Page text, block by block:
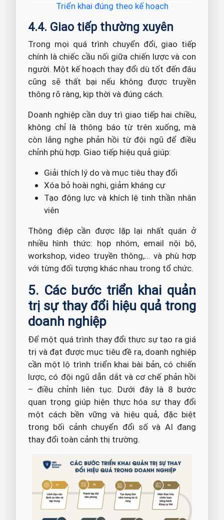
Triển khai đúng theo kế hoạch
4.4. Giao tiếp thường xuyên
Trong mọi quá trình chuyển đổi, giao tiếp
chính là chiếc cầu nối giữa chiến lược và con
người. Một kế hoạch thay đổi dù tốt đến đâu
cũng sẽ thất bại nếu không được truyền
thông rõ ràng, kịp thời và đúng cách.
Doanh nghiệp cần duy trì giao tiếp hai chiều,
không chỉ là thông báo từ trên xuống, mà
còn lắng nghe phản hồi từ đội ngũ để điều
chỉnh phù hợp. Giao tiếp hiệu quả giúp:
Giải thích lý do và mục tiêu thay đổi
Xóa bỏ hoài nghi, giảm kháng cự
Tạo động lực và khích lệ tinh thần nhân
viên
Thông điệp cần được lặp lại nhất quán ở
nhiều hình thức: họp nhóm, email nội bộ,
workshop, video truyền thông,... và phù hợp
với từng đối tượng khác nhau trong tổ chức.
5. Các bước triển khai quản
trị sự thay đổi hiệu quả trong
doanh nghiệp
Để một quá trình thay đổi thực sự tạo ra giá
trị và đạt được mục tiêu đề ra, doanh nghiệp
cần một lộ trình triển khai bài bản, có chiến
lược, có đội ngũ dẫn dắt và cơ chế phản hồi
– điều chỉnh liên tục. Dưới đây là 8 bước
quan trọng giúp hiện thực hóa sự thay đổi
một cách bền vững và hiệu quả, đặc biệt
trong bối cảnh chuyển đổi số và AI đang
thay đổi toàn cảnh thị trường.